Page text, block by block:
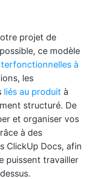
projet de
ce modèle
à
les
liés au produit à
structuré. De
et organiser vos
à des
ClickUp Docs, afin
puissent travailler